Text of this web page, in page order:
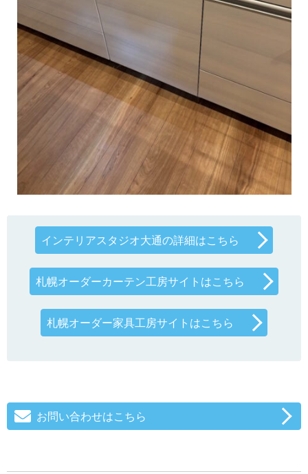
インテリアスタジオ大通の詳細はこちら
札幌オーダーカーテン工房サイトはこちら
札幌オーダー家具工房サイトはこちら
お問い合わせはこちら